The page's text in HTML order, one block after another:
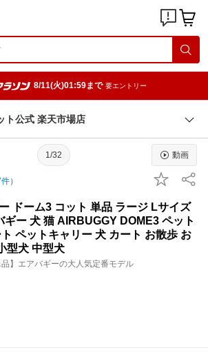
8/11(火)01:59まで 要エントリー
ト公式 楽天市場店
1/32 動画
件）
ドーム3 コット 単品 ラージ Lサイズ
ー 犬 猫 AIRBUGGY DOME3 ペット
ペットキャリー 犬 カート お散歩 お
型犬 中型犬
品】エアバギーの大人気定番モデル